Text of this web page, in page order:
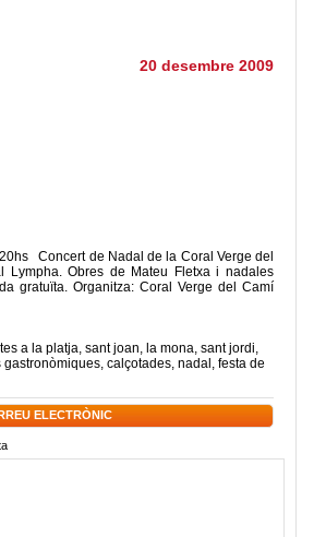
20 desembre 2009
Concert de Nadal de la Coral Verge del
Lympha. Obres de Mateu Fletxa i nadales
gratuïta. Organitza: Coral Verge del Camí
a la platja, sant joan, la mona, sant jordi,
gastronòmiques, calçotades, nadal , festa de
ELECTRÒNIC